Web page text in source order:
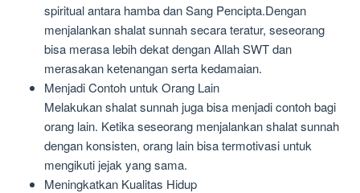
spiritual antara hamba dan Sang Pencipta.Dengan
menjalankan shalat sunnah secara teratur, seseorang
bisa merasa lebih dekat dengan Allah SWT dan
merasakan ketenangan serta kedamaian.
Menjadi Contoh untuk Orang Lain
Melakukan shalat sunnah juga bisa menjadi contoh bagi
orang lain. Ketika seseorang menjalankan shalat sunnah
dengan konsisten, orang lain bisa termotivasi untuk
mengikuti jejak yang sama.
Meningkatkan Kualitas Hidup